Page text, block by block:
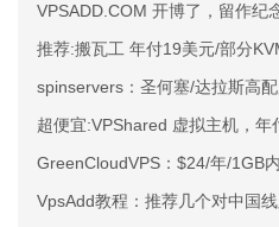
VPSADD.COM 开博了，留作纪
推荐:搬瓦工 年付19美元/部分
spinservers：圣何塞/达拉斯高
超便宜:VPShared 虚拟主机，
GreenCloudVPS：$24/年/1GB
VpsAdd教程：推荐几个对中国